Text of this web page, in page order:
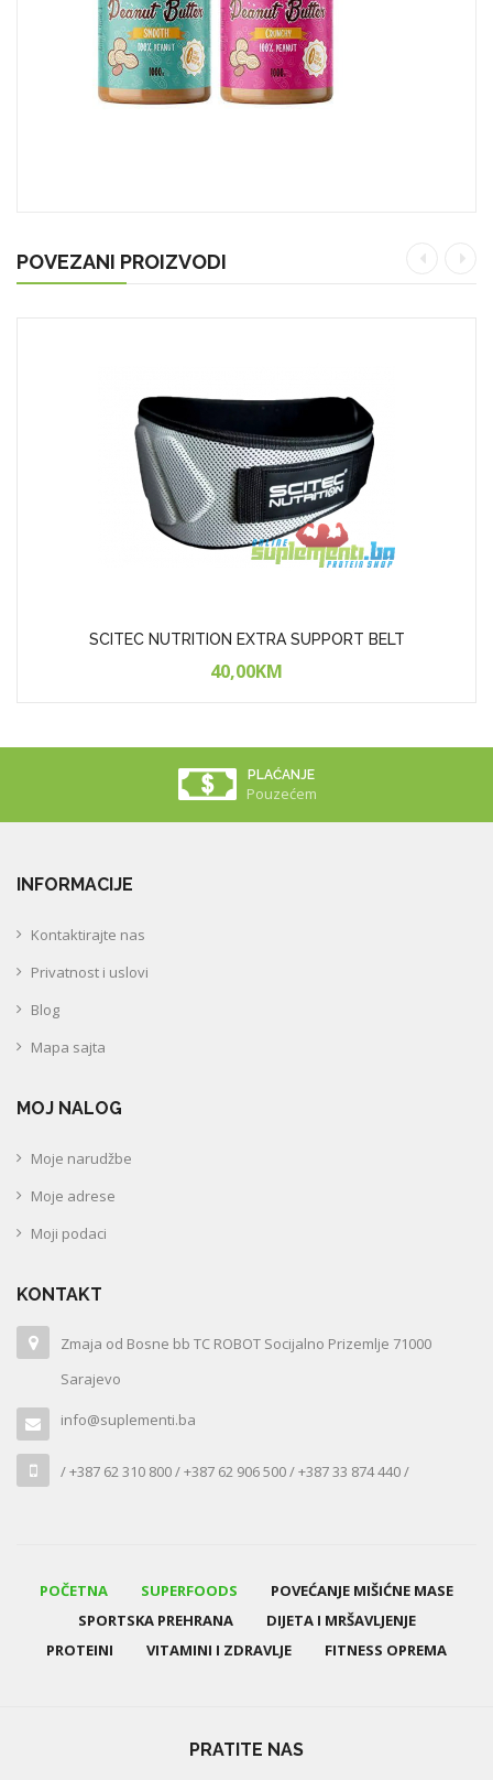
POVEZANI PROIZVODI
SCITEC NUTRITION EXTRA SUPPORT BELT
40,00KM
INFORMACIJE
Kontaktirajte nas
Privatnost i uslovi
Blog
Mapa sajta
MOJ NALOG
Moje narudžbe
Moje adrese
Moji podaci
KONTAKT
Zmaja od Bosne bb TC ROBOT Socijalno Prizemlje 71000
Sarajevo
info@suplementi.ba
/ +387 62 310 800 / +387 62 906 500 / +387 33 874 440 /
POČETNA SUPERFOODS
POVEĆANJE MIŠIĆNE MASE
SPORTSKA PREHRANA
DIJETA I MRŠAVLJENJE
PROTEINI
VITAMINI I ZDRAVLJE FITNESS OPREMA
PRATITE NAS